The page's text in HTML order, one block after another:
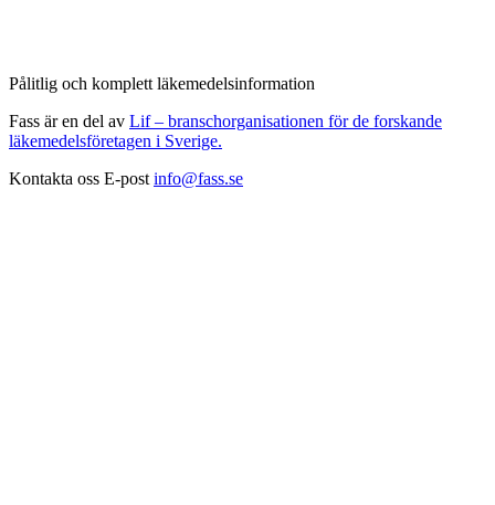
Pålitlig och komplett läkemedelsinformation
Fass är en del av Lif – branschorganisationen för de forskande
läkemedelsföretagen i Sverige.
Kontakta oss E-post info@fass.se